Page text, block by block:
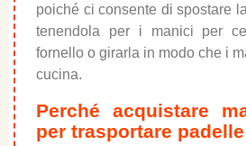
poiché ci consente di spostare
tenendola per i manici per
fornello o girarla in modo che i
cucina.
Perché acquistare
per trasportare